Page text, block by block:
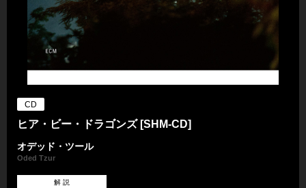
CD
ヒア・ビー・ドラゴンズ [SHM-CD]
オデッド・ツール
Oded Tzur
解 説